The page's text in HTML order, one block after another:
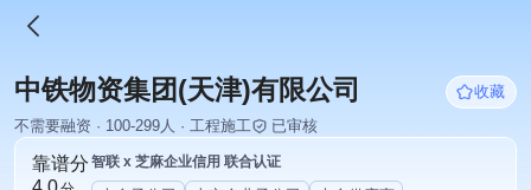
中铁物资集团(天津)有限公司
收藏
不需要融资 · 100-299人 · 工程施工
已审核
靠谱分 智联 x 芝麻企业信用 联合认证